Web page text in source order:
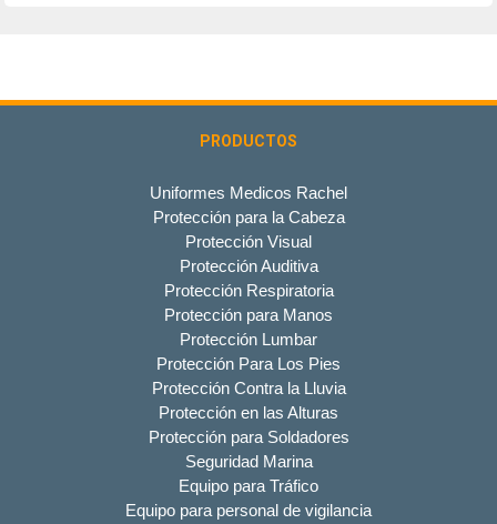
PRODUCTOS
Uniformes Medicos Rachel
Protección para la Cabeza
Protección Visual
Protección Auditiva
Protección Respiratoria
Protección para Manos
Protección Lumbar
Protección Para Los Pies
Protección Contra la Lluvia
Protección en las Alturas
Protección para Soldadores
Seguridad Marina
Equipo para Tráfico
Equipo para personal de vigilancia